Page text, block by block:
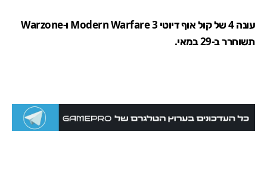
עונה 4 של קול אוף דיוטי Modern Warfare 3 ו-Warzone
תשוחרר ב-29 במאי.